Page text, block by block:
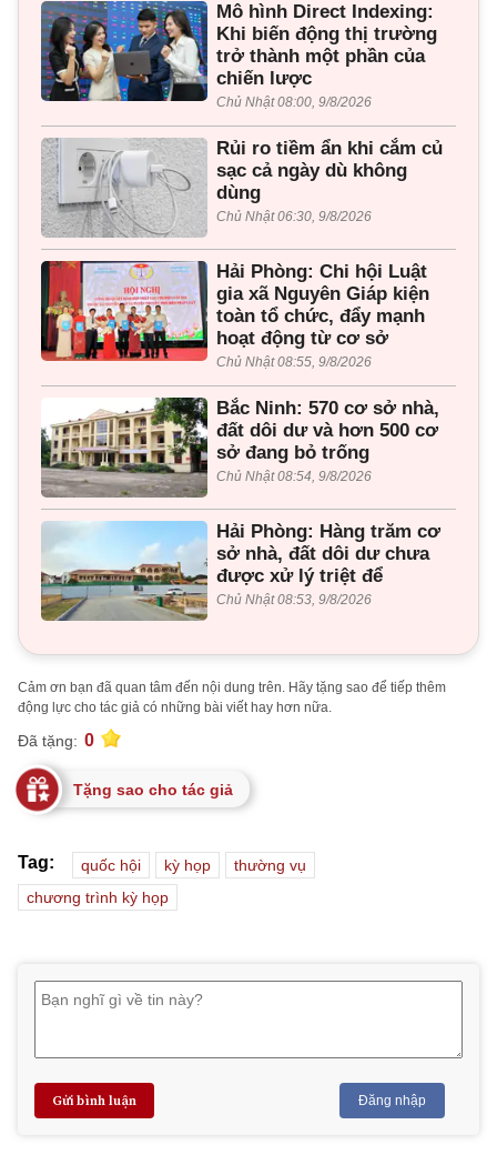
Mô hình Direct Indexing:
Khi biến động thị trường
trở thành một phần của
chiến lược
Chủ Nhật 08:00, 9/8/2026
Rủi ro tiềm ẩn khi cắm củ
sạc cả ngày dù không
dùng
Chủ Nhật 06:30, 9/8/2026
Hải Phòng: Chi hội Luật
gia xã Nguyên Giáp kiện
toàn tổ chức, đẩy mạnh
hoạt động từ cơ sở
Chủ Nhật 08:55, 9/8/2026
Bắc Ninh: 570 cơ sở nhà,
đất dôi dư và hơn 500 cơ
sở đang bỏ trống
Chủ Nhật 08:54, 9/8/2026
Hải Phòng: Hàng trăm cơ
sở nhà, đất dôi dư chưa
được xử lý triệt để
Chủ Nhật 08:53, 9/8/2026
Cảm ơn bạn đã quan tâm đến nội dung trên. Hãy tặng sao để tiếp thêm
động lực cho tác giả có những bài viết hay hơn nữa.
Đã tặng: 0
Tặng sao cho tác giả
Tag: quốc hội kỳ họp
thường vụ
chương trình kỳ họp
Gửi bình luận Đăng nhập